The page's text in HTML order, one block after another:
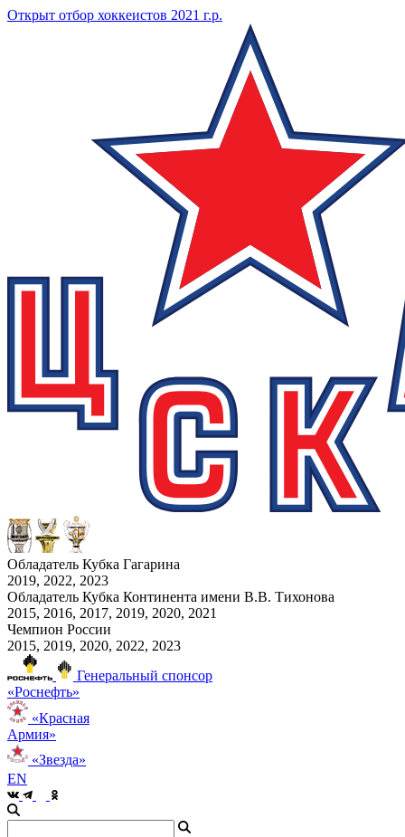
Открыт отбор хоккеистов 2021 г.р.
Обладатель Кубка Гагарина
2019, 2022, 2023
Обладатель Кубка Континента имени В.В. Тихонова
2015, 2016, 2017, 2019, 2020, 2021
Чемпион России
2015, 2019, 2020, 2022, 2023
Генеральный спонсор
«Роснефть»
«Красная
Армия»
«Звезда»
EN